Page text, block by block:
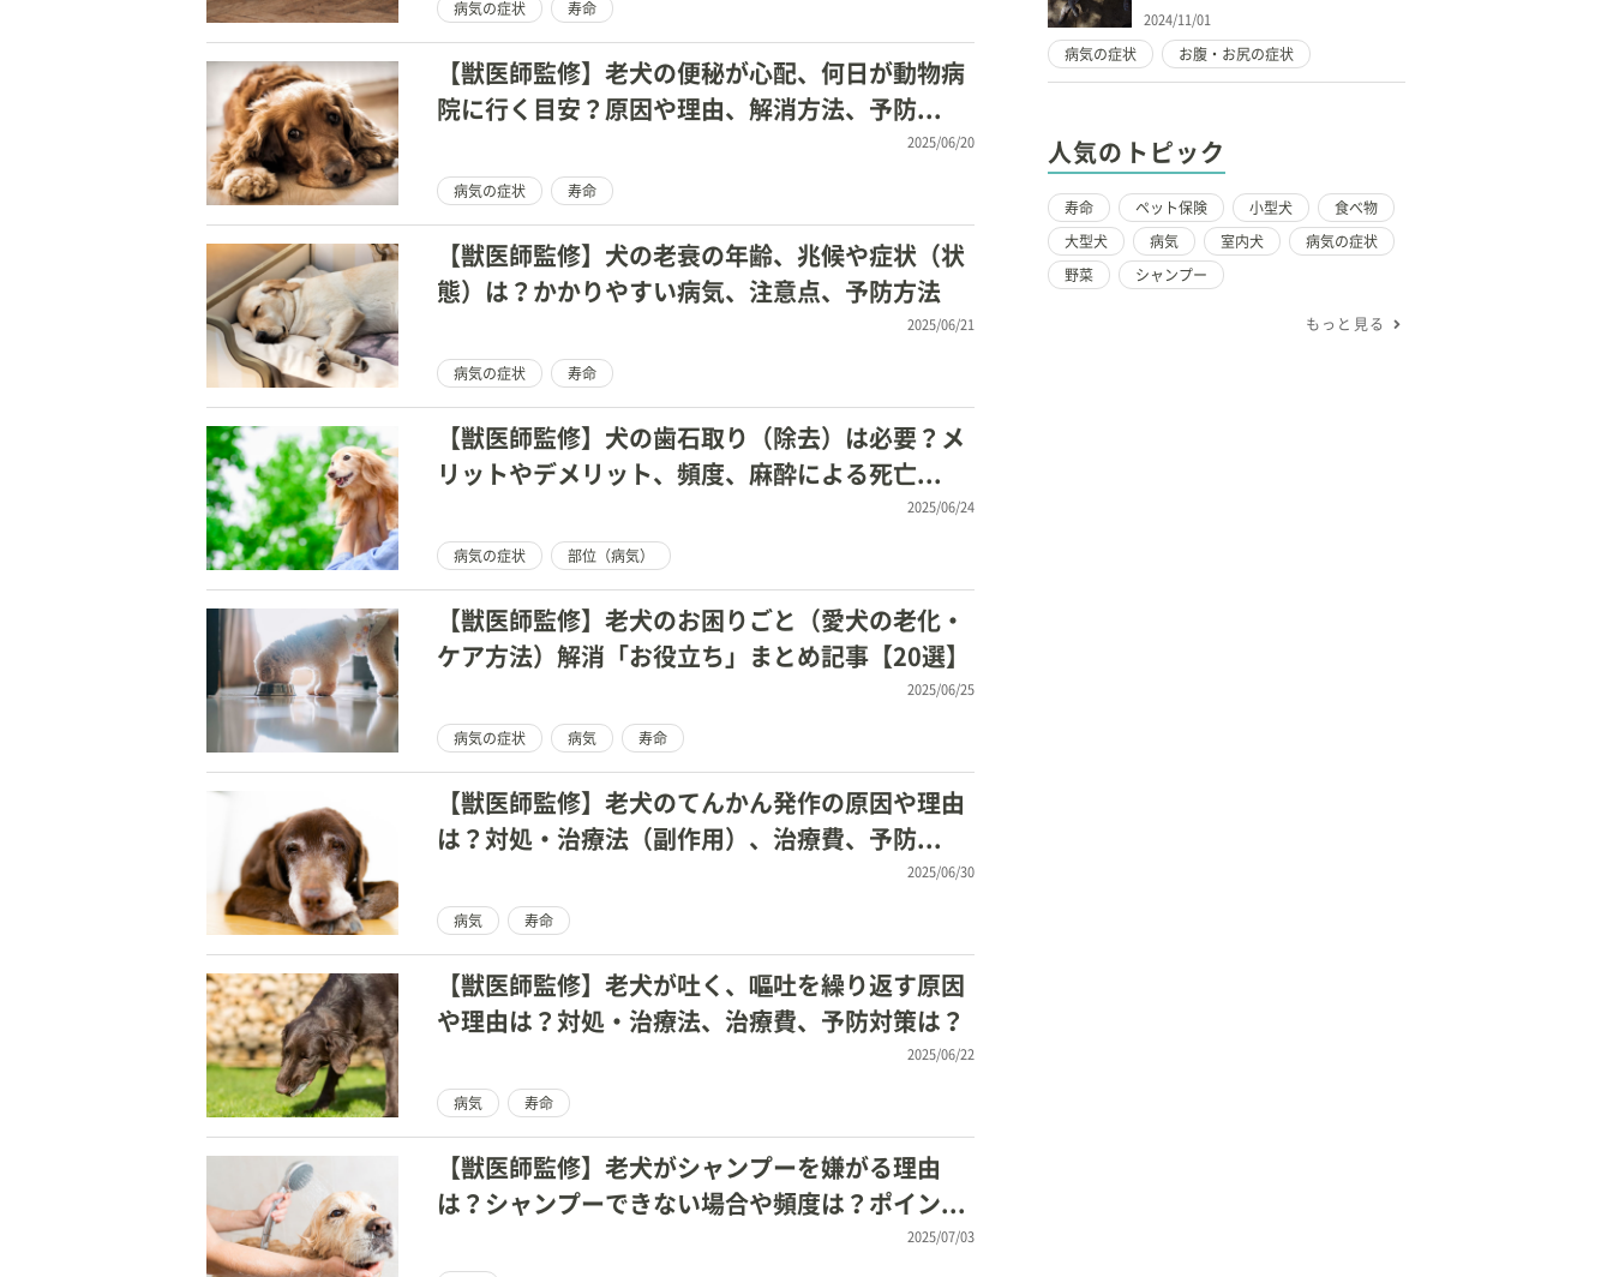
病気の症状 寿命
【獣医師監修】老犬の便秘が心配、何日が動物病
院に行く目安？原因や理由、解消方法、予防...
2025/06/20
病気の症状 寿命
【獣医師監修】犬の老衰の年齢、兆候や症状（状
態）は？かかりやすい病気、注意点、予防方法
2025/06/21
病気の症状 寿命
【獣医師監修】犬の歯石取り（除去）は必要？メ
リットやデメリット、頻度、麻酔による死亡...
2025/06/24
病気の症状 部位（病気）
【獣医師監修】老犬のお困りごと（愛犬の老化・
ケア方法）解消「お役立ち」まとめ記事【20選】
2025/06/25
病気の症状 病気 寿命
【獣医師監修】老犬のてんかん発作の原因や理由
は？対処・治療法（副作用）、治療費、予防...
2025/06/30
病気 寿命
【獣医師監修】老犬が吐く、嘔吐を繰り返す原因
や理由は？対処・治療法、治療費、予防対策は？
2025/06/22
病気 寿命
【獣医師監修】老犬がシャンプーを嫌がる理由
は？シャンプーできない場合や頻度は？ポイン...
2025/07/03
2024/11/01
病気の症状 お腹・お尻の症状
人気のトピック
寿命 ペット保険 小型犬 食べ物
大型犬 病気 室内犬 病気の症状
野菜 シャンプー
もっと見る